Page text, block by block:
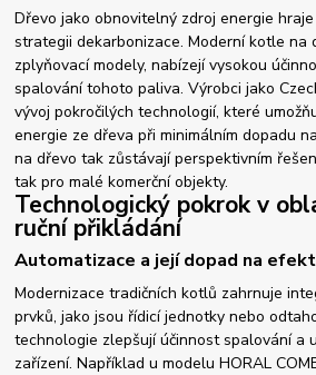
Dřevo jako obnovitelný zdroj energie
strategii dekarbonizace. Moderní kotle na
zplyňovací modely, nabízejí vysokou
spalování tohoto paliva. Výrobci jako
vývoj pokročilých technologií, které
energie ze dřeva při minimálním dopadu
na dřevo tak zůstávají perspektivním
tak pro malé komerční objekty.
Technologický pokrok v
ruční přikládání
Automatizace a její dopad na
Modernizace tradičních kotlů zahrnuje
prvků, jako jsou řídicí jednotky nebo
technologie zlepšují účinnost spalování a
zařízení. Například u modelu HORAL